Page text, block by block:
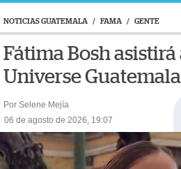
NOTICIAS GUATEMALA / FAMA / GENTE
Fátima Bosh asistirá
Universe Guatemala
Por Selene Mejía
06 de agosto de 2026, 19:07